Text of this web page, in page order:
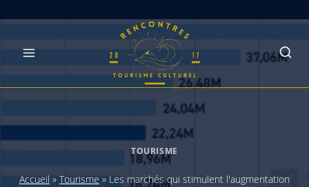
TOURISME
Accueil » Tourisme » Les marchés qui stimulent l'augmentation